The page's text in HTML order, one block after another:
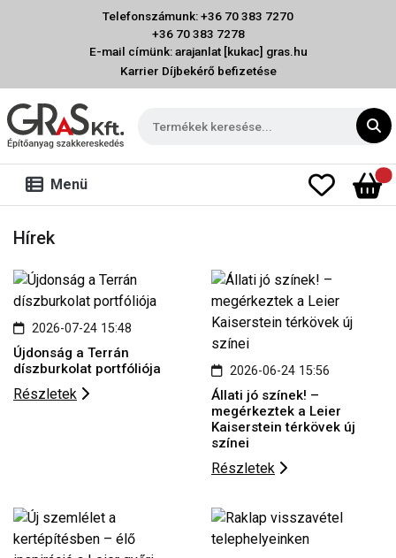
Telefonszámunk: +36 70 383 7270
+36 70 383 7278
E-mail címünk: arajanlat [kukac] gras.hu
Karrier Díjbekérő befizetése
Menü
Hírek
2026-07-24 15:48
Újdonság a Terrán
díszburkolat portfóliója
Részletek
2026-06-24 15:56
Állati jó színek! –
megérkeztek a Leier
Kaiserstein térkövek új
színei
Részletek